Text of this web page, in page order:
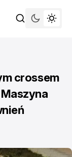
crossem